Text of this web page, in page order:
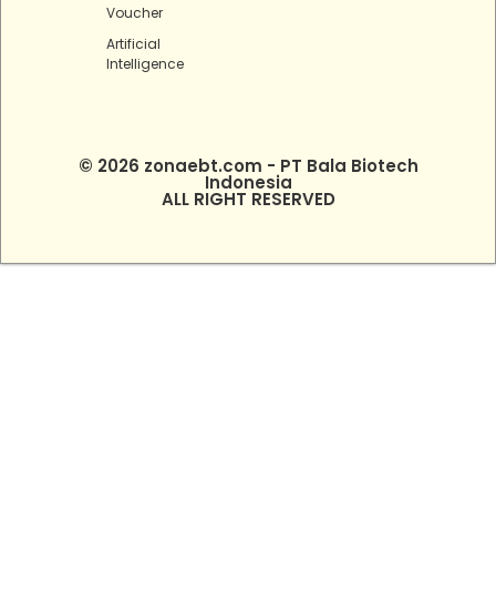
Voucher
Artificial
Intelligence
© 2026 zonaebt.com - PT Bala Biotech
Indonesia
ALL RIGHT RESERVED